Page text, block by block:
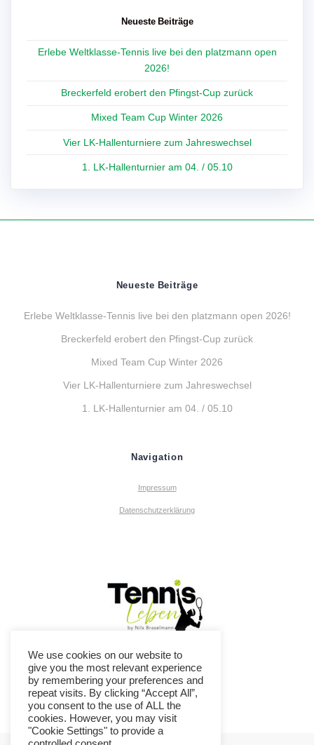
Neueste Beiträge
Erlebe Weltklasse-Tennis live bei den platzmann open
2026!
Breckerfeld erobert den Pfingst-Cup zurück
Mixed Team Cup Winter 2026
Vier LK-Hallenturniere zum Jahreswechsel
1. LK-Hallenturnier am 04. / 05.10
Neueste Beiträge
Erlebe Weltklasse-Tennis live bei den platzmann open 2026!
Breckerfeld erobert den Pfingst-Cup zurück
Mixed Team Cup Winter 2026
Vier LK-Hallenturniere zum Jahreswechsel
1. LK-Hallenturnier am 04. / 05.10
Navigation
Impressum
Datenschutzerklärung
We use cookies on our website to
give you the most relevant experience
by remembering your preferences and
repeat visits. By clicking “Accept All”,
you consent to the use of ALL the
cookies. However, you may visit
"Cookie Settings" to provide a